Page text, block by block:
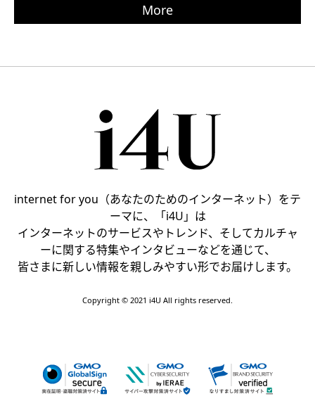
More
internet for you（あなたのためのインターネット）をテ
ーマに、「i4U」は
インターネットのサービスやトレンド、そしてカルチャ
ーに関する特集やインタビューなどを通じて、
皆さまに新しい情報を親しみやすい形でお届けします。
Copyright © 2021 i4U All rights reserved.